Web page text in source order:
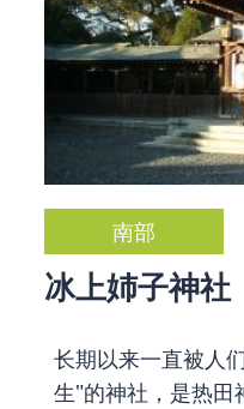
南部
冰上姉子神社
长期以来一直被人
生"的神社，是热田